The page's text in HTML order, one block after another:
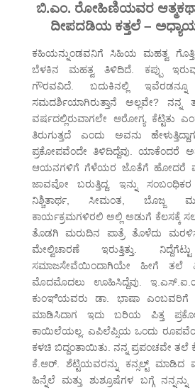
ಬಿ.ಎಂ. ರೋಹಿಣಿಯವರ
ದೀಪದಡಿಯ ಕತ್ತಲೆ – ಅಧ್ಯಾಯ
ಕಹಿಯನ್ನುಂಡವನಿಗೆ ಸಿಹಿಯ ಮಹತ್ವ
ಬೆಳಕಿನ ಮಹತ್ವ ತಿಳಿದಿದೆ. ಕಪ್ಪು
ಗೌರವವಿದೆ. ಬದುಕಿನಲ್ಲಿ ಇವೆರಡನ್ನೂ
ಸಮದರ್ಶಿಯಾಗಿರುತ್ತಾನೆ ಅಲ್ಲವೇ?
ವರ್ಷದಲ್ಲಿರುವಾಗಲೇ ಆರೋಗ್ಯ ಕೆಟ್ಟಿತು
ತಿರುಗುತ್ತದೆ ಎಂದು ಅವನು
ಪ್ರಕೋಪವೆಂದೇ ತಿಳಿದಿದ್ದೆವು. ಯಾಕೆಂದರೆ
ಆಯನಗಳಿಗೆ ಗೆಳೆಯರ ಜೊತೆಗೆ ಹೋದರೆ
ಜಾವವೋ ಬರುತ್ತಿದ್ದ. ಇನ್ನು
ನಿಶ್ಚಿತಾರ್ಥ, ಸೀಮಂತ, ಬೊಜ್ಜ
ಕಾರ್ಯಕ್ರಮಗಳಿರಲಿ ಅಲ್ಲಿ ಅಡುಗೆ ಕೆಲಸಕ್ಕೆ
ತೊಡಗಿ ಮರುದಿನ ಪಾತ್ರೆ ತೊಳೆದು
ಮೇಲ್ವಿಚಾರಣೆ ಇರುತ್ತಿತ್ತು.
ಸಮಾಜಸೇವೆಯಿಂದಾಗಿಯೇ ಹೀಗೆ ತಲೆ
ಮೊದಮೊದಲು ಊಹಿಸಿದ್ದೆವು.
ಕುಂಞಿಯವರು ಡಾ. ಭಾಷಾ ಎಂಬವರಿಗೆ
ಮಾಡಿಸಿದಾಗ ಇದು ಬರಿಯ ಪಿತ್ತ
ಕಾಯಿಲೆಯಲ್ಲ. ಎಪಿಲೆಪ್ಸಿಯ ಒಂದು
ಕಳಚಿ ಬಿದ್ದಂತಾಯಿತು. ನನ್ನ ಪ್ರಪಂಚವೇ ತಲೆ
ಕೆ.ಆರ್. ಶೆಟ್ಟಿಯವರನ್ನು ಕನ್ಸಲ್ಟ್
ಹಿನ್ನೆಲೆ ಮತ್ತು ಶುಶ್ರೂಷೆಗಳ ಬಗ್ಗೆ